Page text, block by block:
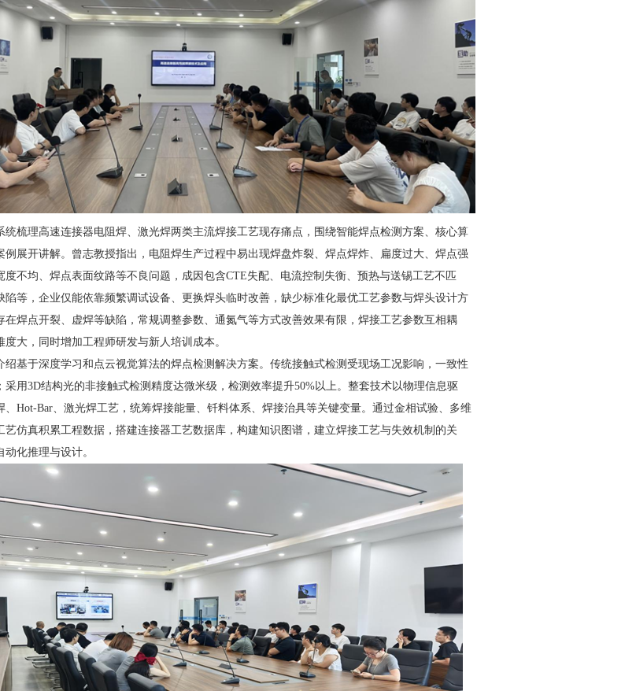
理高速连接器电阻焊、激光焊两类主流焊接工艺现存痛点，围绕智能焊点检测方案、核心算
例展开讲解。曾志教授指出，电阻焊生产过程中易出现焊盘炸裂、焊点焊炸、扁度过大、焊点强
度不均、焊点表面纹路等不良问题，成因包含CTE失配、电流控制失衡、预热与送锡工艺不匹
陷等，企业仅能依靠频繁调试设备、更换焊头临时改善，缺少标准化最优工艺参数与焊头设计方
在焊点开裂、虚焊等缺陷，常规调整参数、通氮气等方式改善效果有限，焊接工艺参数互相耦
度大，同时增加工程师研发与新人培训成本。
于深度学习和点云视觉算法的焊点检测解决方案。传统接触式检测受现场工况影响，一致性
采用3D结构光的非接触式检测精度达微米级，检测效率提升50%以上。整套技术以物理信息驱
、Hot-Bar、激光焊工艺，统筹焊接能量、钎料体系、焊接治具等关键变量。通过金相试验、多维
艺仿真积累工程数据，搭建连接器工艺数据库，构建知识图谱，建立焊接工艺与失效机制的关
化推理与设计。